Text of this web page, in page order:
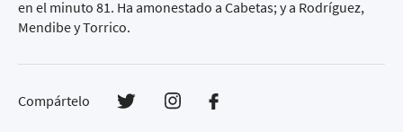
en el minuto 81. Ha amonestado a Cabetas; y a Rodríguez,
Mendibe y Torrico.
Compártelo